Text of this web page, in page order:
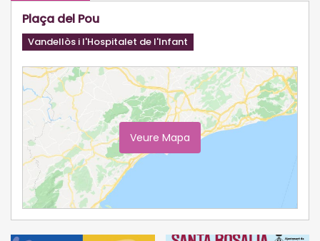
Plaça del Pou
Vandellòs i l'Hospitalet de l'Infant
Veure Mapa